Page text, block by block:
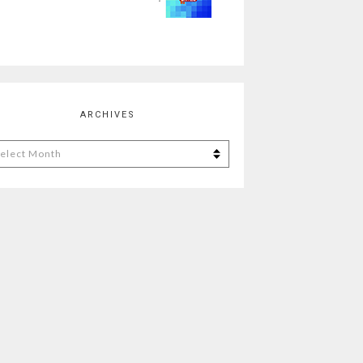
ARCHIVES